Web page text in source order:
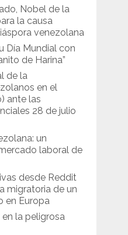
Nobel de la
la causa
venezolana
Día Mundial con
de Harina”
de la
en el
ante las
28 de julio
un
laboral de
desde Reddit
migratoria de un
en Europa
en la peligrosa